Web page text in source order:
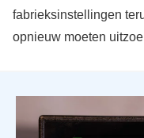
fabrieksinstellingen
opnieuw moeten